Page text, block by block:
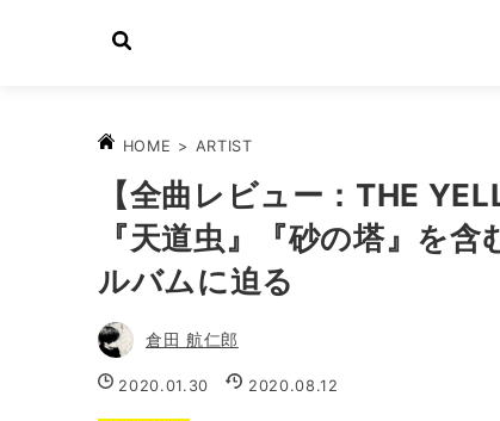
HOME > ARTIST
【全曲レビュー：THE
『天道虫』『砂の塔』を
ルバムに迫る
倉田 航仁郎
2020.01.30 2020.08.12